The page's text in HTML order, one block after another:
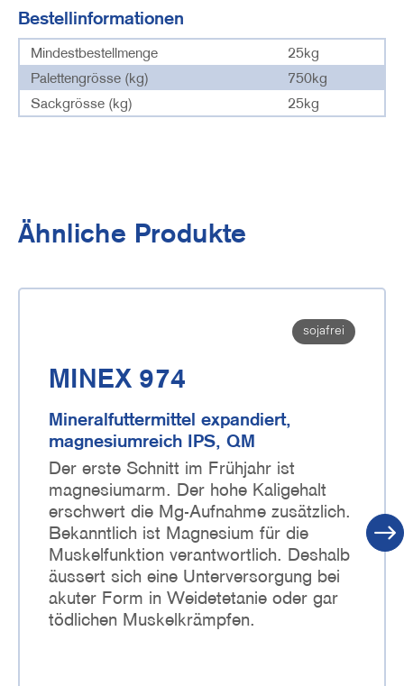
Bestellinformationen
Mindestbestellmenge
25kg
Palettengrösse (kg)
750kg
Sackgrösse (kg)
25kg
Ähnliche Produkte
sojafrei
MINEX 974
Mineralfuttermittel expandiert,
magnesiumreich IPS, QM
Der erste Schnitt im Frühjahr ist
magnesiumarm. Der hohe Kaligehalt
erschwert die Mg-Aufnahme zusätzlich.
Bekanntlich ist Magnesium für die
Muskelfunktion verantwortlich. Deshalb
äussert sich eine Unterversorgung bei
akuter Form in Weidetetanie oder gar
tödlichen Muskelkrämpfen.